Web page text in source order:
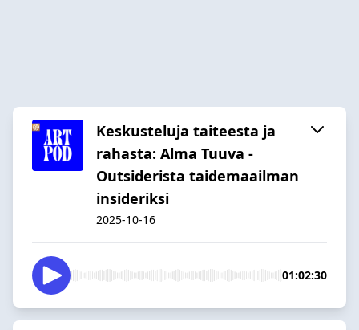
Keskusteluja taiteesta ja
rahasta: Alma Tuuva -
Outsiderista taidemaailman
insideriksi
2025-10-16
01:02:30